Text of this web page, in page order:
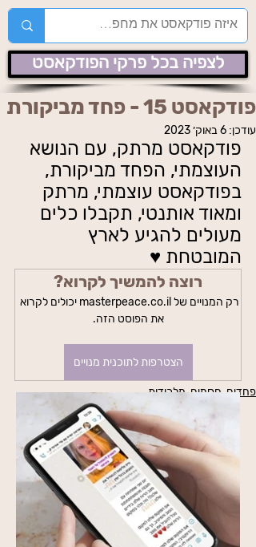
לצפיה בכל פרקי הפודקאסט
פודקאסט 15 - פחד מביקורת
עודכן: 6 באוק׳ 2023
פודקאסט מרתק, עם הנושא
העוצמתי, הפחד מביקורת,
בפודקאסט עוצמתי, מרתק
ומאוד אותנטי, תקבלו כלים
מעולים להגיע לארץ
המובטחת ♥️
רוצה להמשיך לקרוא?
רק המנויים של masterpeace.co.il יכולים לקרוא
את הפוסט הזה.
הצטרפות לתוכנית מנויים
פחדים, חסמים, מלכודות